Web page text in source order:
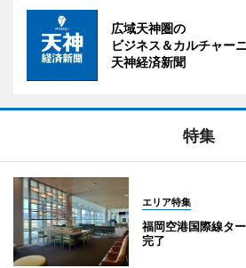
広域天神圏の
ビジネス＆カルチャー
天神経済新聞
特集
エリア特集
福岡空港国際線タ
完了